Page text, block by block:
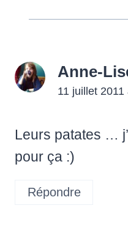
Anne-
11 juillet
Leurs patates …
pour ça :)
Répondre